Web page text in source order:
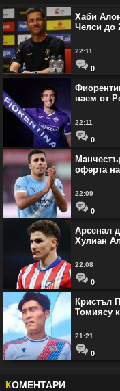
Хаби
Челси до
22:11
0
наем от
22:11
0
оферта
22:09
0
Арсенал
Хулиан
22:08
0
Кристъл
Томиясу
21:21
0
КОМЕНТАРИ